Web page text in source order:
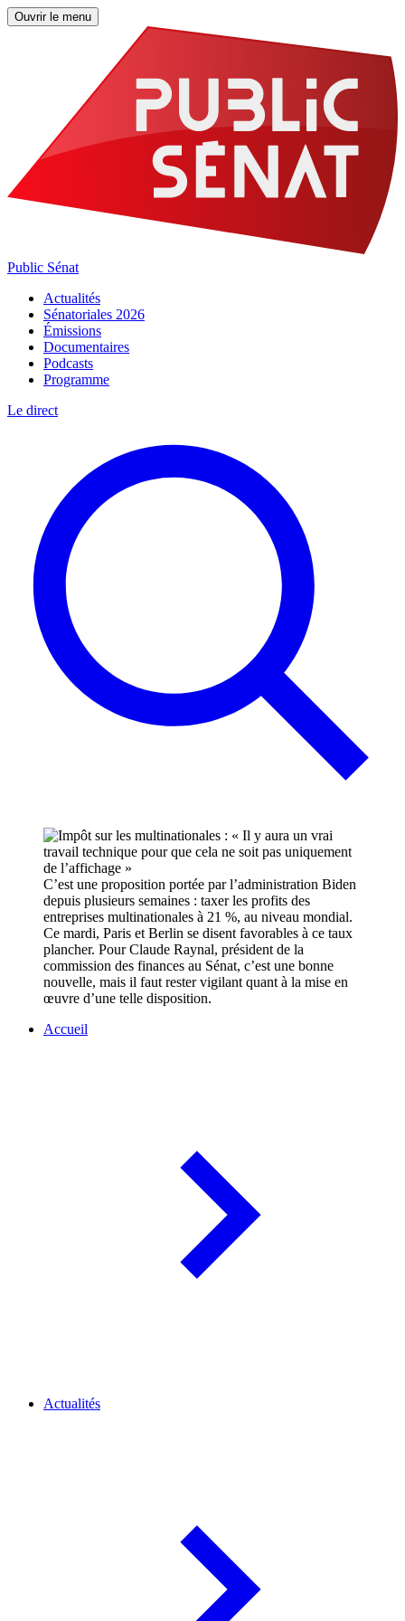
Ouvrir le menu
Public Sénat
Actualités
Sénatoriales 2026
Émissions
Documentaires
Podcasts
Programme
Le direct
C’est une proposition portée par l’administration Biden
depuis plusieurs semaines : taxer les profits des
entreprises multinationales à 21 %, au niveau mondial.
Ce mardi, Paris et Berlin se disent favorables à ce taux
plancher. Pour Claude Raynal, président de la
commission des finances au Sénat, c’est une bonne
nouvelle, mais il faut rester vigilant quant à la mise en
œuvre d’une telle disposition.
Accueil
Actualités